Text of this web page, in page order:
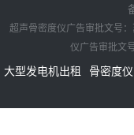
超声骨密度仪广告审批文号
仪广告审批文
大型发电机出租 骨密度仪